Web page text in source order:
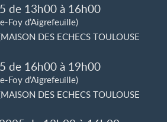
de 13h00 à 16h00
Foy d’Aigrefeuille)
DES ECHECS TOULOUSE
de 16h00 à 19h00
Foy d’Aigrefeuille)
DES ECHECS TOULOUSE